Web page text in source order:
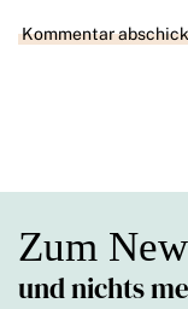
Zum
und nichts